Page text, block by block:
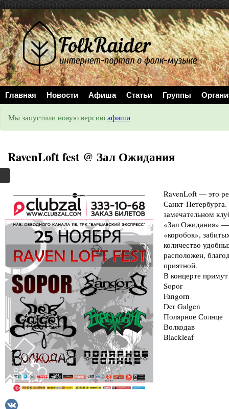
//
Главная Новости Афиша Статьи Группы
Мы запустили новую версию афиши
RavenLoft fest @ Зал Ожидания
RavenLoft — это
Санкт-
замечательном
«Зал Ожидания» —
«коробок»,
количество
расположен,
приятной.
В концерте
Sopor
Fangorn
Der Galgen
Полярное Солнце
Волкодав
Blackleaf